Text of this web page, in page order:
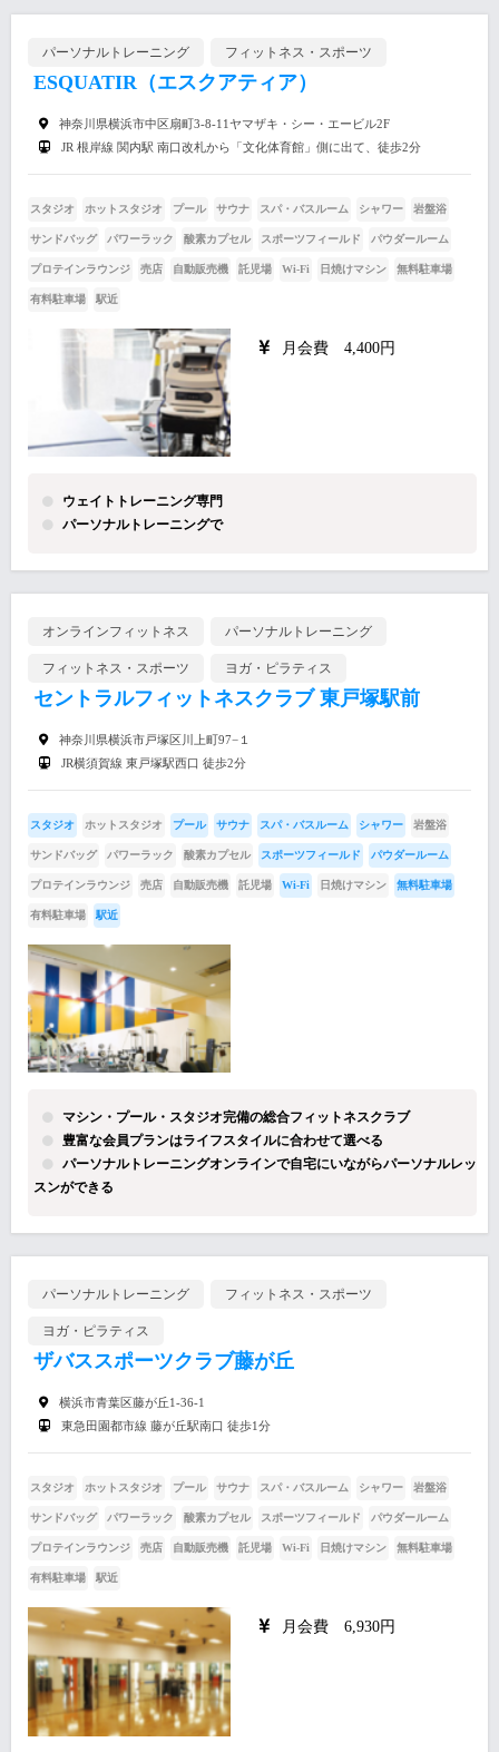
パーソナルトレーニング フィットネス・スポーツ
ESQUATIR（エスクアティア）
神奈川県横浜市中区扇町3-8-11ヤマザキ・シー・エービル2F
JR 根岸線 関内駅 南口改札から「文化体育館」側に出て、徒歩2分
スタジオ ホットスタジオ プール サウナ スパ・バスルーム シャワー 岩盤浴
サンドバッグ パワーラック 酸素カプセル スポーツフィールド パウダールーム
プロテインラウンジ 売店 自動販売機 託児場 Wi-Fi 日焼けマシン 無料駐車場
有料駐車場 駅近
月会費 4,400円
ウェイトトレーニング専門
パーソナルトレーニングで
オンラインフィットネス パーソナルトレーニング
フィットネス・スポーツ ヨガ・ピラティス
セントラルフィットネスクラブ 東戸塚駅前
神奈川県横浜市戸塚区川上町97−１
JR横須賀線 東戸塚駅西口 徒歩2分
スタジオ ホットスタジオ プール サウナ スパ・バスルーム シャワー 岩盤浴
サンドバッグ パワーラック 酸素カプセル スポーツフィールド パウダールーム
プロテインラウンジ 売店 自動販売機 託児場 Wi-Fi 日焼けマシン 無料駐車場
有料駐車場 駅近
マシン・プール・スタジオ完備の総合フィットネスクラブ
豊富な会員プランはライフスタイルに合わせて選べる
パーソナルトレーニングオンラインで自宅にいながらパーソナルレッ
スンができる
パーソナルトレーニング フィットネス・スポーツ
ヨガ・ピラティス
ザバススポーツクラブ藤が丘
横浜市青葉区藤が丘1-36-1
東急田園都市線 藤が丘駅南口 徒歩1分
スタジオ ホットスタジオ プール サウナ スパ・バスルーム シャワー 岩盤浴
サンドバッグ パワーラック 酸素カプセル スポーツフィールド パウダールーム
プロテインラウンジ 売店 自動販売機 託児場 Wi-Fi 日焼けマシン 無料駐車場
有料駐車場 駅近
月会費 6,930円